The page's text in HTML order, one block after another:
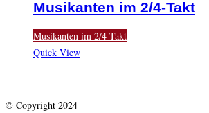
Musikanten im 2/4-Takt
Musikanten im 2/4-Takt
Quick View
© Copyright 2024